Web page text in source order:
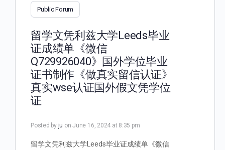
Public Forum
留学文凭利兹大学Leeds毕业
证成绩单《微信
Q729926040》国外学位毕业
证书制作《做真实留信认证》
真实wse认证国外假文凭学位
证
Posted by ju on June 16, 2024 at 8:35 pm
留学文凭利兹大学Leeds毕业证成绩单《微信